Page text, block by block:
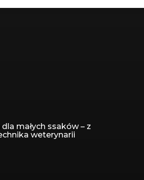
małych ssaków – z
weterynarii
Jesteś tutaj: